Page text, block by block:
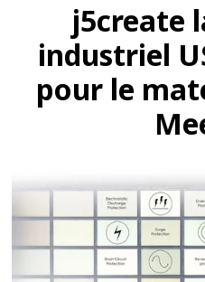
j5create
industriel
pour le